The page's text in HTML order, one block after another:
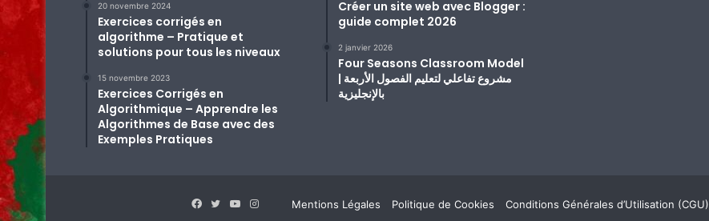
20 novembre 2024
Exercices corrigés en
algorithme – Pratique et
solutions pour tous les niveaux
15 novembre 2023
Exercices Corrigés en
Algorithmique – Apprendre les
Algorithmes de Base avec des
Exemples Pratiques
Créer un site web avec Blogger :
guide complet 2026
2 janvier 2026
Four Seasons Classroom Model
| مشروع تفاعلي لتعليم الفصول الأربعة
بالإنجليزية
Mentions Légales Politique de Cookies Conditions Générales d’Utilisation (CGU)
Facebook
TwitterYouTubeInstagram